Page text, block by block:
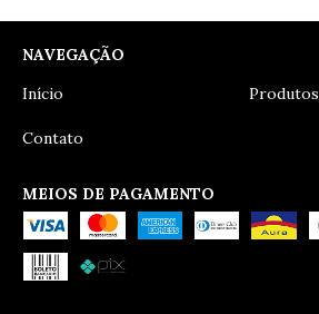
NAVEGAÇÃO
Início
Produtos
Contato
MEIOS DE PAGAMENTO